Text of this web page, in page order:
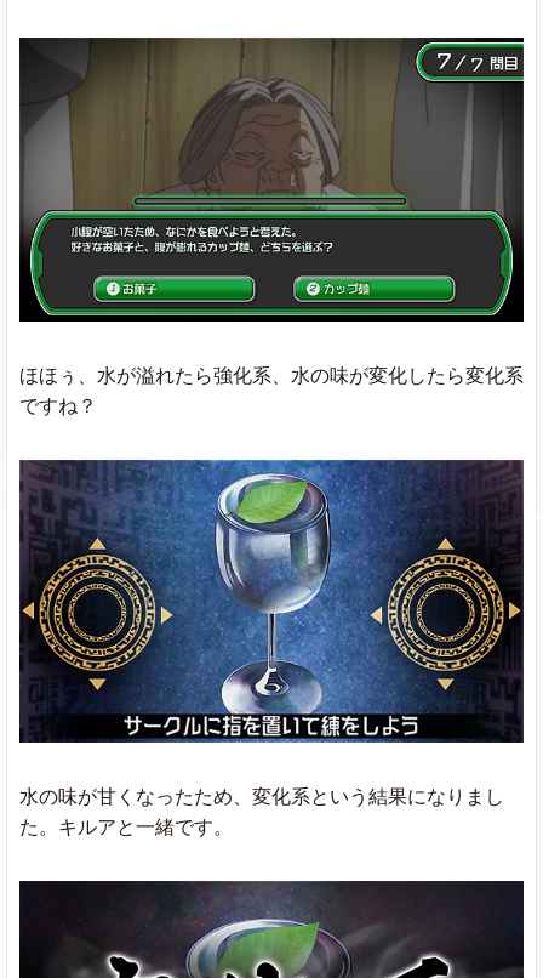
ほほぅ、水が溢れたら強化系、水の味が変化したら変化系
ですね？
水の味が甘くなったため、変化系という結果になりまし
た。キルアと一緒です。